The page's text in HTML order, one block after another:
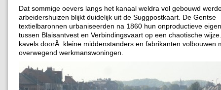
Dat sommige oevers langs het kanaal weldra vol gebouwd
arbeidershuizen blijkt duidelijk uit de Suggpostkaart. De Gentse
textielbaronnen urbaniseerden na 1860 hun onproductieve
tussen Blaisantvest en Verbindingsvaart op een chaotische
kavels doorÂ kleine middenstanders en fabrikanten volbouwen
overwegend werkmanswoningen.